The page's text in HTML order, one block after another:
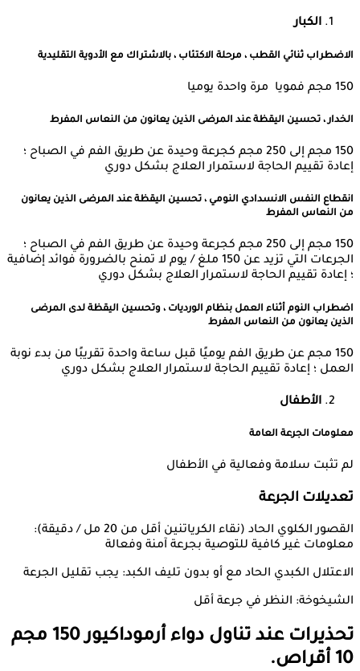
الكبار
الاضطراب ثنائي القطب ، مرحلة الاكتئاب ، بالاشتراك مع الأدوية التقليدية
150 مجم فمويا مرة واحدة يوميا
الخدار ، تحسين اليقظة عند المرضى الذين يعانون من النعاس المفرط
150 مجم إلى 250 مجم كجرعة وحيدة عن طريق الفم في الصباح ؛
إعادة تقييم الحاجة لاستمرار العلاج بشكل دوري
انقطاع النفس الانسدادي النومي ، تحسين اليقظة عند المرضى الذين يعانون
من النعاس المفرط
150 مجم إلى 250 مجم كجرعة وحيدة عن طريق الفم في الصباح ؛
الجرعات التي تزيد عن 150 ملغ / يوم لا تمنح بالضرورة فوائد إضافية
؛ إعادة تقييم الحاجة لاستمرار العلاج بشكل دوري
اضطراب النوم أثناء العمل بنظام الورديات ، وتحسين اليقظة لدى المرضى
الذين يعانون من النعاس المفرط
150 مجم عن طريق الفم يوميًا قبل ساعة واحدة تقريبًا من بدء نوبة
العمل ؛ إعادة تقييم الحاجة لاستمرار العلاج بشكل دوري
الأطفال
معلومات الجرعة العامة
لم تثبت سلامة وفعالية في الأطفال
تعديلات الجرعة
القصور الكلوي الحاد (نقاء الكرياتنين أقل من 20 مل / دقيقة):
معلومات غير كافية للتوصية بجرعة آمنة وفعالة
الاعتلال الكبدي الحاد مع أو بدون تليف الكبد: يجب تقليل الجرعة
الشيخوخة: النظر في جرعة أقل
تحذيرات عند تناول دواء
أرموداكيور 150 مجم
10 أقراص.